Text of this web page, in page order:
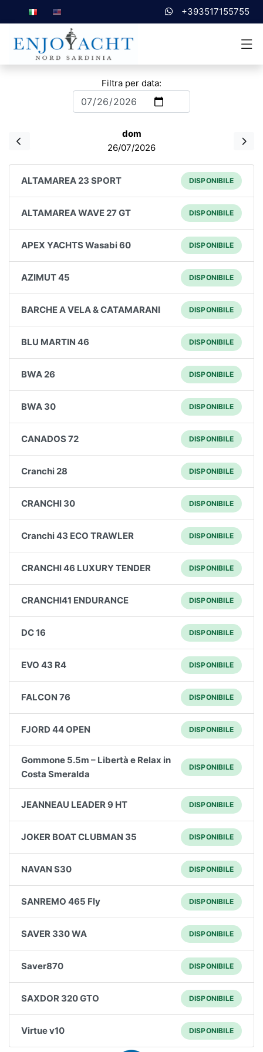
+393517155755
Filtra per data:
dom
26/07/2026
ALTAMAREA 23 SPORT DISPONIBILE
ALTAMAREA WAVE 27 GT DISPONIBILE
APEX YACHTS Wasabi 60 DISPONIBILE
AZIMUT 45 DISPONIBILE
BARCHE A VELA & CATAMARANI DISPONIBILE
BLU MARTIN 46 DISPONIBILE
BWA 26 DISPONIBILE
BWA 30 DISPONIBILE
CANADOS 72 DISPONIBILE
Cranchi 28 DISPONIBILE
CRANCHI 30 DISPONIBILE
Cranchi 43 ECO TRAWLER DISPONIBILE
CRANCHI 46 LUXURY TENDER DISPONIBILE
CRANCHI41 ENDURANCE DISPONIBILE
DC 16 DISPONIBILE
EVO 43 R4 DISPONIBILE
FALCON 76 DISPONIBILE
FJORD 44 OPEN DISPONIBILE
Gommone 5.5m – Libertà e Relax in
Costa Smeralda
DISPONIBILE
JEANNEAU LEADER 9 HT DISPONIBILE
JOKER BOAT CLUBMAN 35 DISPONIBILE
NAVAN S30 DISPONIBILE
SANREMO 465 Fly DISPONIBILE
SAVER 330 WA DISPONIBILE
Saver870 DISPONIBILE
SAXDOR 320 GTO DISPONIBILE
Virtue v10 DISPONIBILE